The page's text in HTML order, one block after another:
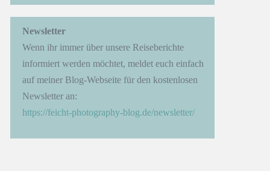
Newsletter
Wenn ihr immer über unsere Reiseberichte
informiert werden möchtet, meldet euch einfach
auf meiner Blog-Webseite für den kostenlosen
Newsletter an:
https://feicht-photography-blog.de/newsletter/